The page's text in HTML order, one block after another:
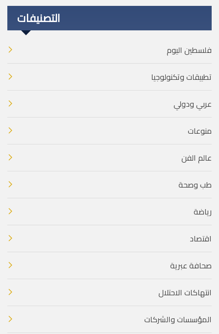
التصنيفات
فلسطين اليوم
تطبيقات وتكنولوجيا
عربي ودولي
منوعات
عالم الفن
طب وصحة
رياضة
اقتصاد
صحافة عبرية
انتهاكات الاحتلال
المؤسسات والشركات